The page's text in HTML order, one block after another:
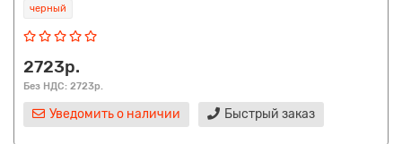
черный
2723р.
Без НДС: 2723р.
Уведомить о наличии Быстрый заказ